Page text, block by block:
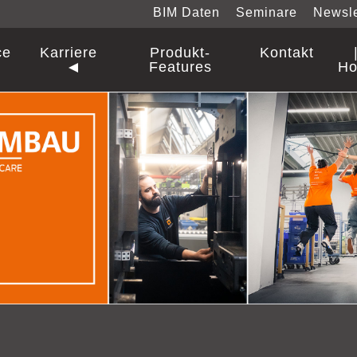
BIM Daten Seminare
Karriere
Produkt-
Features
Kontakt